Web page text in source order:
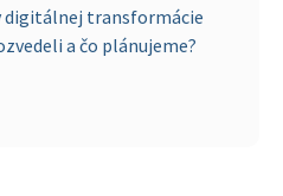
digitálnej transformácie
a čo plánujeme?